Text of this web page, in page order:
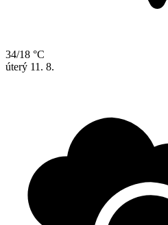
34/18 °C
úterý 11. 8.